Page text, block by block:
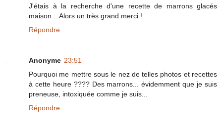
J'étais à la recherche d'une recette de marrons glacés
maison... Alors un très grand merci !
Répondre
Anonyme 23:51
Pourquoi me mettre sous le nez de telles photos et recettes
à cette heure ???? Des marrons... évidemment que je suis
preneuse, intoxiquée comme je suis...
Répondre